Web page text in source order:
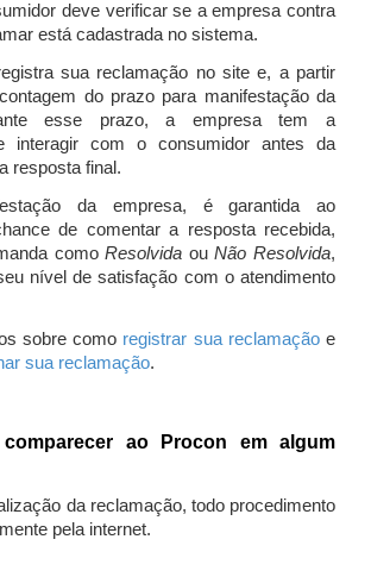
deve verificar se a empresa contra
está cadastrada no sistema.
sua reclamação no site e, a partir
do prazo para manifestação da
esse prazo, a empresa tem a
interagir com o consumidor antes da
resposta final.
da empresa, é garantida ao
de comentar a resposta recebida,
comoResolvida ouNão Resolvida,
nível de satisfação com o atendimento
sobre como registrar sua reclamaçãoe
sua reclamação.
ao Procon em algum
da reclamação, todo procedimento
pela internet.